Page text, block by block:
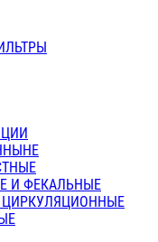
И ФЕКАЛЬНЫЕ